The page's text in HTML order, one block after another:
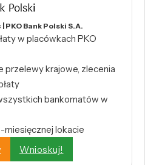
PKO Bank Polski S.A.
w placówkach PKO
przelewy krajowe, zlecenia
bankomatów w
miesięcznej lokacie
Wnioskuj!